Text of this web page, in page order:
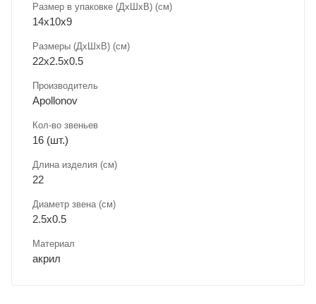
Размер в упаковке (ДхШxВ) (см)
14х10х9
Размеры (ДxШxВ) (см)
22х2.5х0.5
Производитель
Apollonov
Кол-во звеньев
16 (шт.)
Длина изделия (см)
22
Диаметр звена (см)
2.5х0.5
Материал
акрил